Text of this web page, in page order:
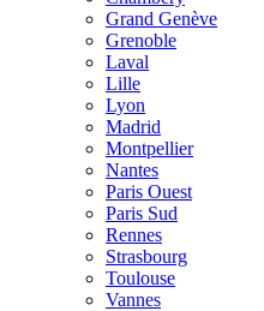
Grand Genève
Grenoble
Laval
Lille
Lyon
Madrid
Montpellier
Nantes
Paris Ouest
Paris Sud
Rennes
Strasbourg
Toulouse
Vannes